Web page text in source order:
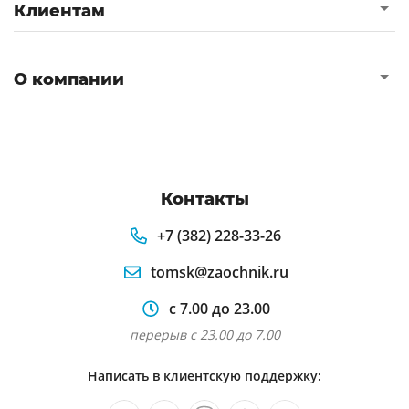
Клиентам
О компании
Контакты
+7 (382) 228-33-26
tomsk@zaochnik.ru
с 7.00 до 23.00
перерыв с 23.00 до 7.00
Написать в клиентскую поддержку: